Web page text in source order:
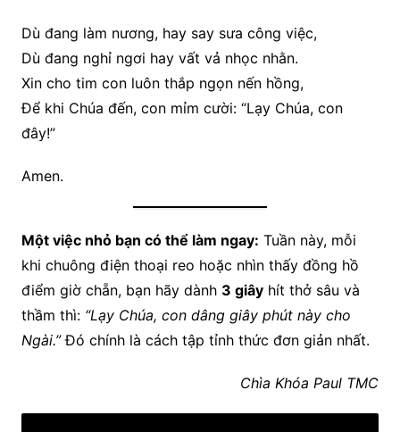
Dù đang làm nương, hay say sưa công việc,
Dù đang nghỉ ngơi hay vất vả nhọc nhằn.
Xin cho tim con luôn thắp ngọn nến hồng,
Để khi Chúa đến, con mỉm cười: “Lạy Chúa, con
đây!”
Amen.
Một việc nhỏ bạn có thể làm ngay: Tuần này, mỗi
khi chuông điện thoại reo hoặc nhìn thấy đồng hồ
điểm giờ chẵn, bạn hãy dành 3 giâyhít thở sâu và
thầm thì: “Lạy Chúa, con dâng giây phút này cho
Ngài.”Đó chính là cách tập tỉnh thức đơn giản nhất.
Chìa Khóa Paul TMC